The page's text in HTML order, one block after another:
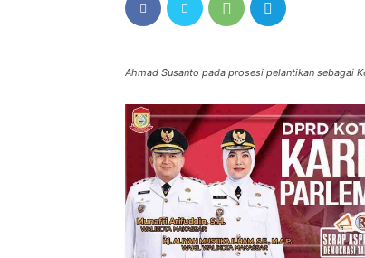
Ahmad Susanto pada prosesi pelantikan sebagai